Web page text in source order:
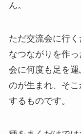
ん。
ただ交流会に行
なつながりを作
会に何度も足を
のが生まれ、そ
するものです。